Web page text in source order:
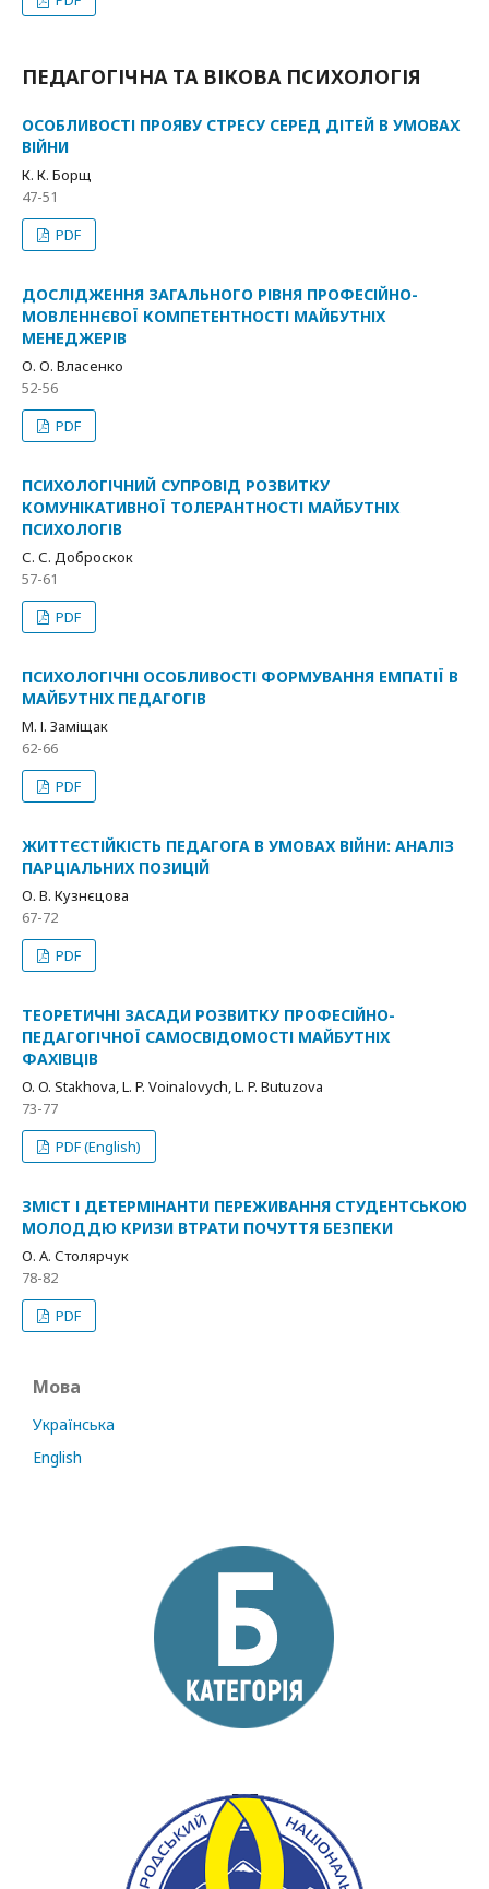
ПЕДАГОГІЧНА ТА ВІКОВА ПСИХОЛОГІЯ
ОСОБЛИВОСТІ ПРОЯВУ СТРЕСУ СЕРЕД ДІТЕЙ В УМОВАХ
ВІЙНИ
К. К. Борщ
47-51
PDF
ДОСЛІДЖЕННЯ ЗАГАЛЬНОГО РІВНЯ ПРОФЕСІЙНО-
МОВЛЕННЄВОЇ КОМПЕТЕНТНОСТІ МАЙБУТНІХ
МЕНЕДЖЕРІВ
О. О. Власенко
52-56
PDF
ПСИХОЛОГІЧНИЙ СУПРОВІД РОЗВИТКУ
КОМУНІКАТИВНОЇ ТОЛЕРАНТНОСТІ МАЙБУТНІХ
ПСИХОЛОГІВ
С. С. Доброскок
57-61
PDF
ПСИХОЛОГІЧНІ ОСОБЛИВОСТІ ФОРМУВАННЯ ЕМПАТІЇ В
МАЙБУТНІХ ПЕДАГОГІВ
М. І. Заміщак
62-66
PDF
ЖИТТЄСТІЙКІСТЬ ПЕДАГОГА В УМОВАХ ВІЙНИ: АНАЛІЗ
ПАРЦІАЛЬНИХ ПОЗИЦІЙ
О. В. Кузнєцова
67-72
PDF
ТЕОРЕТИЧНІ ЗАСАДИ РОЗВИТКУ ПРОФЕСІЙНО-
ПЕДАГОГІЧНОЇ САМОСВІДОМОСТІ МАЙБУТНІХ
ФАХІВЦІВ
O. O. Stakhova, L. P. Voinalovych, L. P. Butuzova
73-77
PDF (English)
ЗМІСТ І ДЕТЕРМІНАНТИ ПЕРЕЖИВАННЯ СТУДЕНТСЬКОЮ
МОЛОДДЮ КРИЗИ ВТРАТИ ПОЧУТТЯ БЕЗПЕКИ
О. А. Столярчук
78-82
PDF
Мова
Українська
English